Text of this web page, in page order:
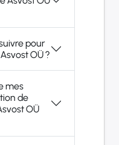
pour
OÜ ?
mes
de
OÜ